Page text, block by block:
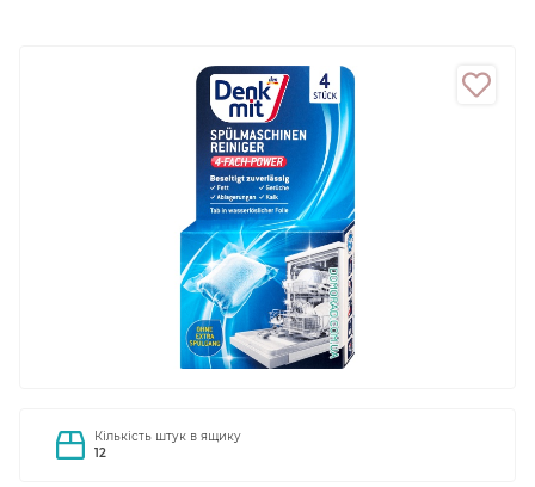
Кількість штук в ящику
12